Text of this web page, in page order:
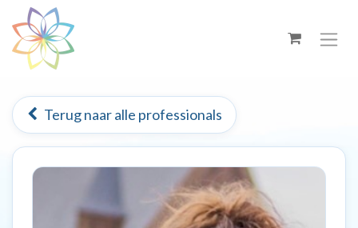
Overslaan naar inhoud
Terug naar alle professionals